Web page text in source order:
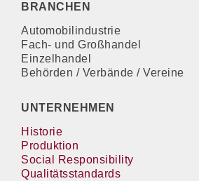
BRANCHEN
Automobilindustrie
Fach- und Großhandel
Einzelhandel
Behörden / Verbände / Vereine
UNTERNEHMEN
Historie
Produktion
Social Responsibility
Qualitätsstandards